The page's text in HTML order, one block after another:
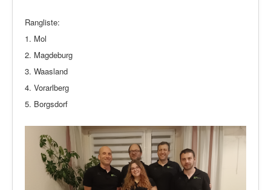
Rangliste:
1. Mol
2. Magdeburg
3. Waasland
4. Vorarlberg
5. Borgsdorf